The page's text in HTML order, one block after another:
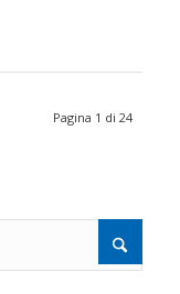
Pagina 1 di 24